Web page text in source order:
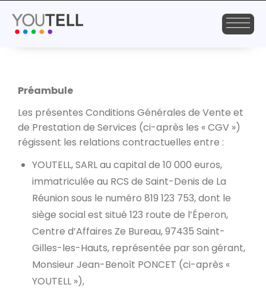
Préambule
Les présentes Conditions Générales de Vente et
de Prestation de Services (ci-après les « CGV »)
régissent les relations contractuelles entre :
YOUTELL, SARL au capital de 10 000 euros,
immatriculée au RCS de Saint-Denis de La
Réunion sous le numéro 819 123 753, dont le
siège social est situé 123 route de l’Éperon,
Centre d’Affaires Ze Bureau, 97435 Saint-
Gilles-les-Hauts, représentée par son gérant,
Monsieur Jean-Benoît PONCET (ci-après «
YOUTELL »),